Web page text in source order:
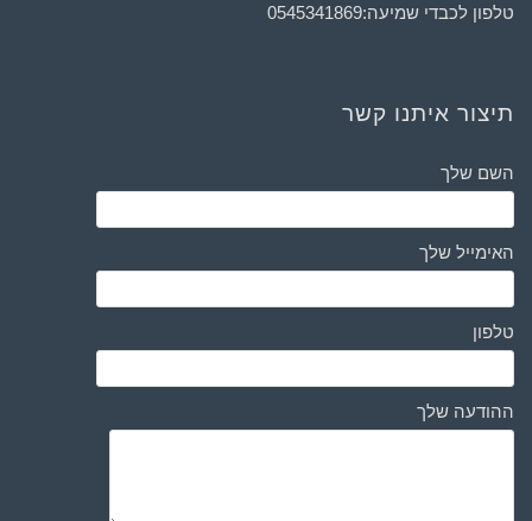
טלפון לכבדי שמיעה:0545341869
תיצור איתנו קשר
השם שלך
האימייל שלך
טלפון
ההודעה שלך